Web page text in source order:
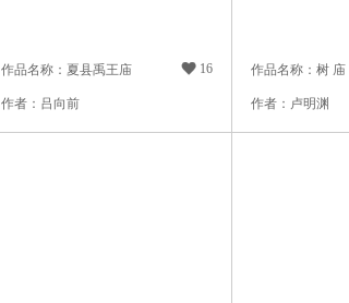
作品名称：夏县禹王庙  16
作者：吕向前
作品名称：树 庙
作者：卢明渊